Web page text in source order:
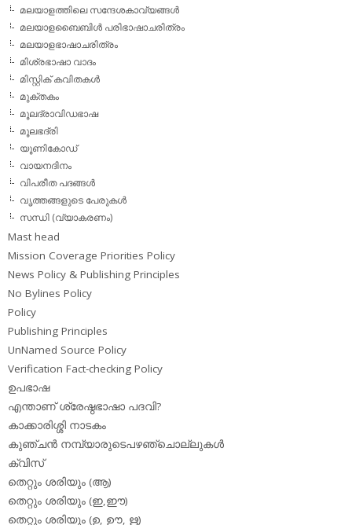
മലയാളത്തിലെ സന്ദേശകാവ്യങ്ങള്‍
മലയാളബൈബിള്‍ പരിഭാഷാചരിത്രം
മലയാളഭാഷാചരിത്രം
മിശ്രഭാഷാ വാദം
മിസ്റ്റിക് കവിതകള്‍
മുക്തകം
മൂലദ്രാവിഡഭാഷ
മൂലഭദ്രി
യൂണികോഡ്
വായനദിനം
വിപരീത പദങ്ങള്‍
വൃത്തങ്ങളുടെ പേരുകള്‍
സന്ധി (വ്യാകരണം)
Mast head
Mission Coverage Priorities Policy
News Policy & Publishing Principles
No Bylines Policy
Policy
Publishing Principles
UnNamed Source Policy
Verification Fact-checking Policy
ഉപഭാഷ
എന്താണ് ശ്രേഷ്ഠഭാഷാ പദവി?
കാക്കാരിശ്ശി നാടകം
കുഞ്ചന്‍ നമ്പ്യാരുടെപഴഞ്ചൊല്ലുകള്‍
ക്വിസ്
തെറ്റും ശരിയും (ആ)
തെറ്റും ശരിയും (ഇ,ഈ)
തെറ്റും ശരിയും (ഉ, ഊ, ഋ)